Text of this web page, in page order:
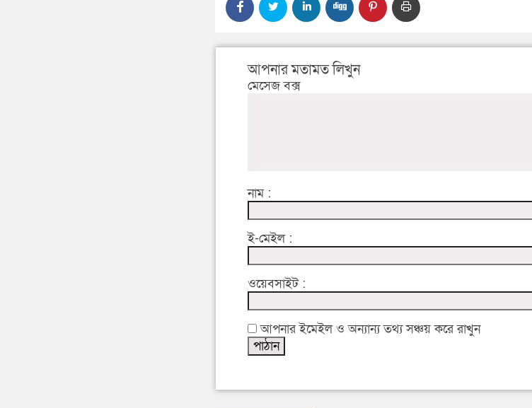
আপনার মতামত লিখুন
মেসেজ বক্স
নাম :
ই-মেইল :
ওয়েবসাইট :
আপনার ইমেইল ও অন্যান্য তথ্য সঞ্চয় করে রাখুন